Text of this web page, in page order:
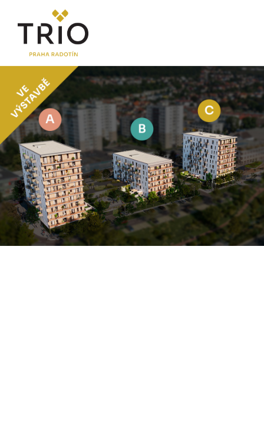
O PROJEKTU
Proč TRIO Radotín
FAQ sekce
Novinky
Postup koupě a financování
LOKALITA
CENÍK
Byty